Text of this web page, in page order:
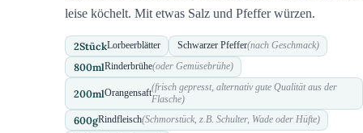
leise köchelt. Mit etwas Salz und Pfeffer würzen.
2StückLorbeerblätter Schwarzer Pfeffer(nach Geschmack)
800mlRinderbrühe(oder Gemüsebrühe)
200mlOrangensaft
(frisch gepresst, alternativ gute Qualität aus der
Flasche)
600gRindfleisch(Schmorstück, z.B. Schulter, Wade oder Hüfte)